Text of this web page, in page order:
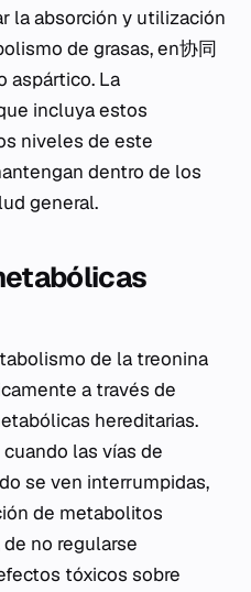
la absorción y utilización
de grasas, en协同
aspártico. La
incluya estos
niveles de este
dentro de los
general.
de la treonina
a través de
hereditarias.
las vías de
se ven interrumpidas,
de metabolitos
no regularse
tóxicos sobre